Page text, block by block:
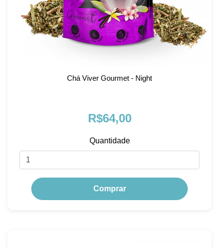
Chá Viver Gourmet - Night
R$64,00
Quantidade
Comprar